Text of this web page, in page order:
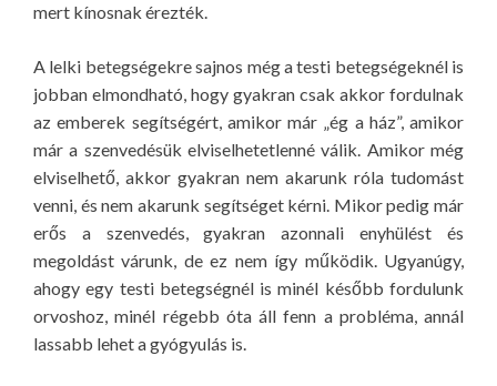
mert kínosnak érezték.
A lelki betegségekre sajnos még a testi betegségeknél is
jobban elmondható, hogy gyakran csak akkor fordulnak
az emberek segítségért, amikor már „ég a ház”, amikor
már a szenvedésük elviselhetetlenné válik. Amikor még
elviselhető, akkor gyakran nem akarunk róla tudomást
venni, és nem akarunk segítséget kérni. Mikor pedig már
erős a szenvedés, gyakran azonnali enyhülést és
megoldást várunk, de ez nem így működik. Ugyanúgy,
ahogy egy testi betegségnél is minél később fordulunk
orvoshoz, minél régebb óta áll fenn a probléma, annál
lassabb lehet a gyógyulás is.